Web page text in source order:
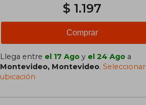
$ 1.197
Comprar
Llega entre el 17 Ago y el 24 Ago a
Montevideo, Montevideo. Seleccionar
ubicación